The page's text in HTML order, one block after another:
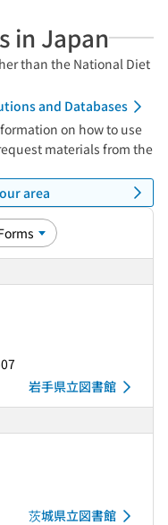
in Japan
than the National Diet
and Databases
on how to use
materials from the
area
岩手県立図書館
茨城県立図書館